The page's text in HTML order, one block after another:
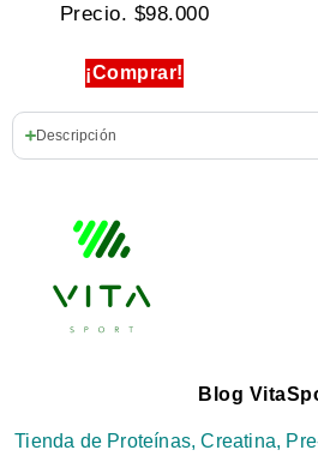
Precio. $98.000
¡Comprar!
Descripción
Blog
Tienda de Proteínas, Creatina,